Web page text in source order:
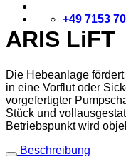
+49 7153
ARIS LiFT
Die Hebeanlage
in eine Vorflut oder
vorgefertigter
Stück und
Betriebspunkt wird
Beschreibung